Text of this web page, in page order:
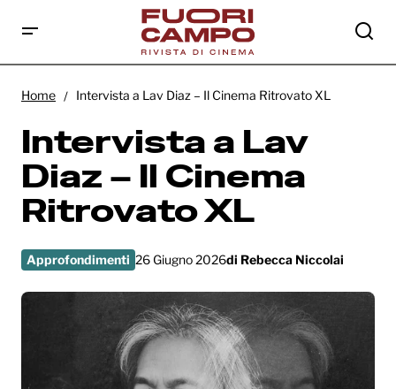
XL
Home Intervista a Lav Diaz – Il Cinema Ritrovato XL
Intervista a Lav
Diaz – Il Cinema
Ritrovato XL
Approfondimenti 26 Giugno 2026di Rebecca Niccolai